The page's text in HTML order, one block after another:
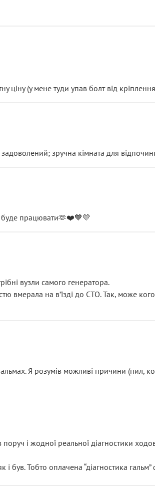
ціну (у мене туди упав болт від
зручна кімната для
буде працювати🫶❤️💙💛
вузли самого генератора.
на вʼїзді до СТО. Так, може
Я розумів можливі причини (пил,
і жодної реальної діагностики
Тобто оплачена “діагностика